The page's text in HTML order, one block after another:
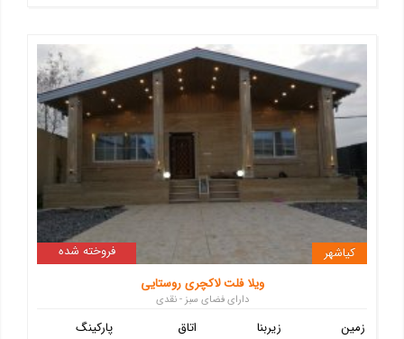
فروخته شده
کیاشهر
ویلا فلت لاکچری روستایی
دارای فضای سبز - نقدی
پارکینگ
اتاق
زیربنا
زمین